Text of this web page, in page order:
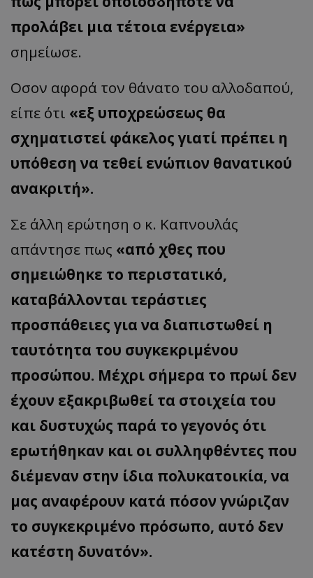
προλάβει μια τέτοια ενέργεια»
σημείωσε.
Οσον αφορά τον θάνατο του αλλοδαπού,
είπε ότι «εξ υποχρεώσεως θα
σχηματιστεί φάκελος γιατί πρέπει η
υπόθεση να τεθεί ενώπιον θανατικού
ανακριτή».
Σε άλλη ερώτηση ο κ. Καπνουλάς
απάντησε πως «από χθες που
σημειώθηκε το περιστατικό,
καταβάλλονται τεράστιες
προσπάθειες για να διαπιστωθεί η
ταυτότητα του συγκεκριμένου
προσώπου. Μέχρι σήμερα το πρωί δεν
έχουν εξακριβωθεί τα στοιχεία του
και δυστυχώς παρά το γεγονός ότι
ερωτήθηκαν και οι συλληφθέντες που
διέμεναν στην ίδια πολυκατοικία, να
μας αναφέρουν κατά πόσον γνώριζαν
το συγκεκριμένο πρόσωπο, αυτό δεν
κατέστη δυνατόν».